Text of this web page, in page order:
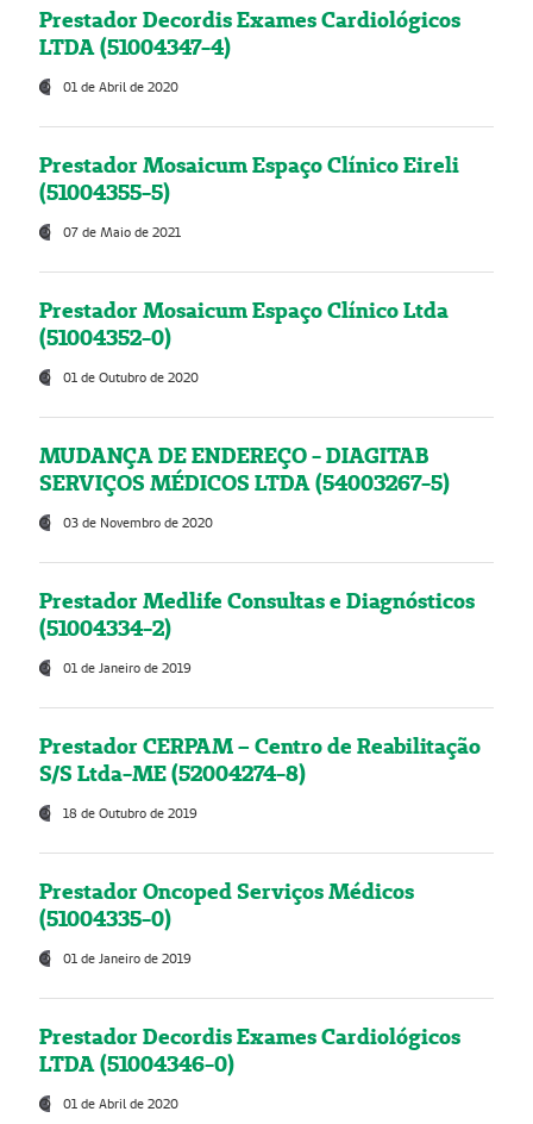
Prestador Decordis Exames Cardiológicos
LTDA (51004347-4)
01 de Abril de 2020
Prestador Mosaicum Espaço Clínico Eireli
(51004355-5)
07 de Maio de 2021
Prestador Mosaicum Espaço Clínico Ltda
(51004352-0)
01 de Outubro de 2020
MUDANÇA DE ENDEREÇO - DIAGITAB
SERVIÇOS MÉDICOS LTDA (54003267-5)
03 de Novembro de 2020
Prestador Medlife Consultas e Diagnósticos
(51004334-2)
01 de Janeiro de 2019
Prestador CERPAM – Centro de Reabilitação
S/S Ltda-ME (52004274-8)
18 de Outubro de 2019
Prestador Oncoped Serviços Médicos
(51004335-0)
01 de Janeiro de 2019
Prestador Decordis Exames Cardiológicos
LTDA (51004346-0)
01 de Abril de 2020